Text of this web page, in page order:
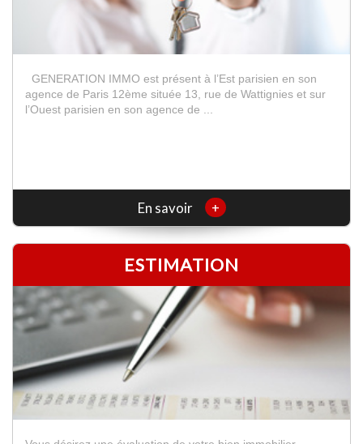
GENERATION IMMO est présent à l’Est parisien en son
agence de Paris 12ème située 13, rue de Wattignies et sur
l’Ouest parisien en son agence de ...
En savoir +
ESTIMATION